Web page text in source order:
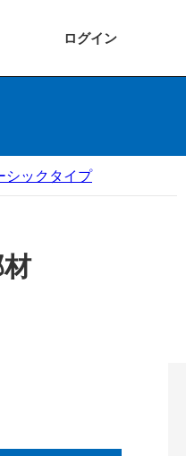
ログイン
シックタイプ